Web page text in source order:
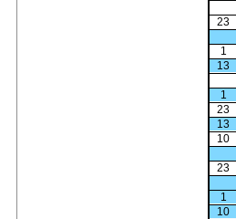
23
1
13
1
23
13
10
23
1
10